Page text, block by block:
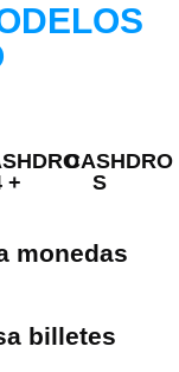
+
CASHDRO
S
monedas
billetes